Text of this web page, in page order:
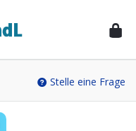
Stelle eine Frage